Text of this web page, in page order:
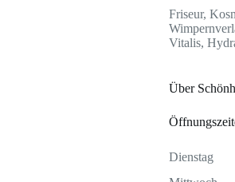
Friseur,
Vitalis,
Über
Dienstag